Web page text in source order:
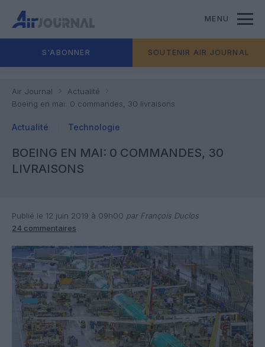
MENU
S'ABONNER SOUTENIR AIR JOURNAL
Air Journal
Actualité
Boeing en mai: 0 commandes, 30 livraisons
Actualité Technologie
BOEING EN MAI: 0 COMMANDES, 30
LIVRAISONS
Publié le 12 juin 2019 à 09h00 par François Duclos
24 commentaires